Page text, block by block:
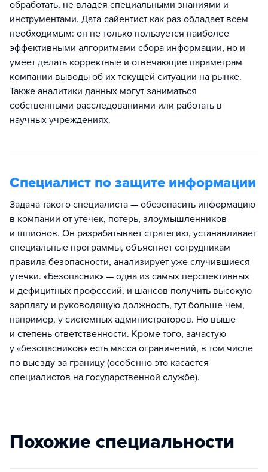
обработать, не владея специальными знаниями и
инструментами. Дата-сайентист как раз обладает всем
необходимым: он не только пользуется наиболее
эффективными алгоритмами сбора информации, но и
умеет делать корректные и отвечающие параметрам
компании выводы об их текущей ситуации на рынке.
Также аналитики данных могут заниматься
собственными расследованиями или работать в
научных учреждениях.
Специалист по защите информации
Задача такого специалиста — обезопасить информацию
в компании от утечек, потерь, злоумышленников
и шпионов. Он разрабатывает стратегию, устанавливает
специальные программы, объясняет сотрудникам
правила безопасности, анализирует уже случившиеся
утечки. «Безопасник» — одна из самых перспективных
и дефицитных профессий, и шансов получить высокую
зарплату и руководящую должность, тут больше чем,
например, у системных администраторов. Но выше
и степень ответственности. Кроме того, зачастую
у «безопасников» есть масса ограничений, в том числе
по выезду за границу (особенно это касается
специалистов на государственной службе).
Похожие специальности